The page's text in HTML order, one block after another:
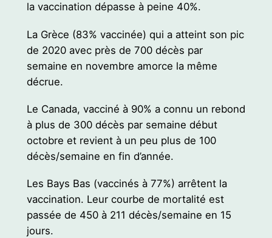
la vaccination dépasse à peine 40%.
La Grèce (83% vaccinée) qui a atteint son pic
de 2020 avec près de 700 décès par
semaine en novembre amorce la même
décrue.
Le Canada, vacciné à 90% a connu un rebond
à plus de 300 décès par semaine début
octobre et revient à un peu plus de 100
décès/semaine en fin d’année.
Les Bays Bas (vaccinés à 77%) arrêtent la
vaccination. Leur courbe de mortalité est
passée de 450 à 211 décès/semaine en 15
jours.